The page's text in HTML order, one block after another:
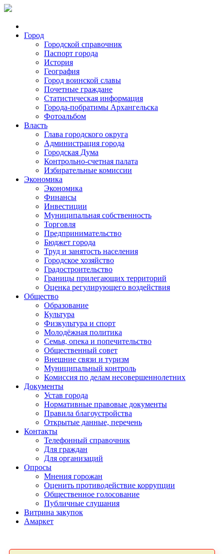
Город
Городской справочник
Паспорт города
История
География
Город воинской славы
Почетные граждане
Статистическая информация
Города-побратимы Архангельска
Фотоальбом
Власть
Глава городского округа
Администрация города
Городская Дума
Контрольно-счетная палата
Избирательные комиссии
Экономика
Экономика
Финансы
Инвестиции
Муниципальная собственность
Торговля
Предпринимательство
Бюджет города
Труд и занятость населения
Городское хозяйство
Градостроительство
Границы прилегающих территорий
Оценка регулирующего воздействия
Общество
Образование
Культура
Физкультура и спорт
Молодёжная политика
Семья, опека и попечительство
Общественный совет
Внешние связи и туризм
Муниципальный контроль
Комиссия по делам несовершеннолетних
Документы
Устав города
Нормативные правовые документы
Правила благоустройства
Открытые данные, перечень
Контакты
Телефонный справочник
Для граждан
Для организаций
Опросы
Мнения горожан
Оценить противодействие коррупции
Общественное голосование
Публичные слушания
Витрина закупок
Амаркет